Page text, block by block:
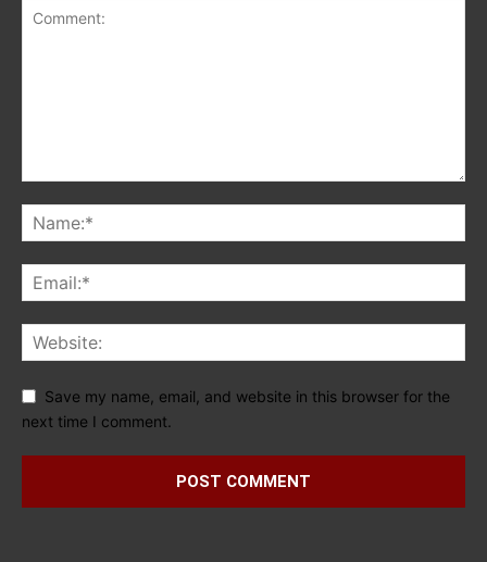
Save my name, email, and website in this browser for the
next time I comment.